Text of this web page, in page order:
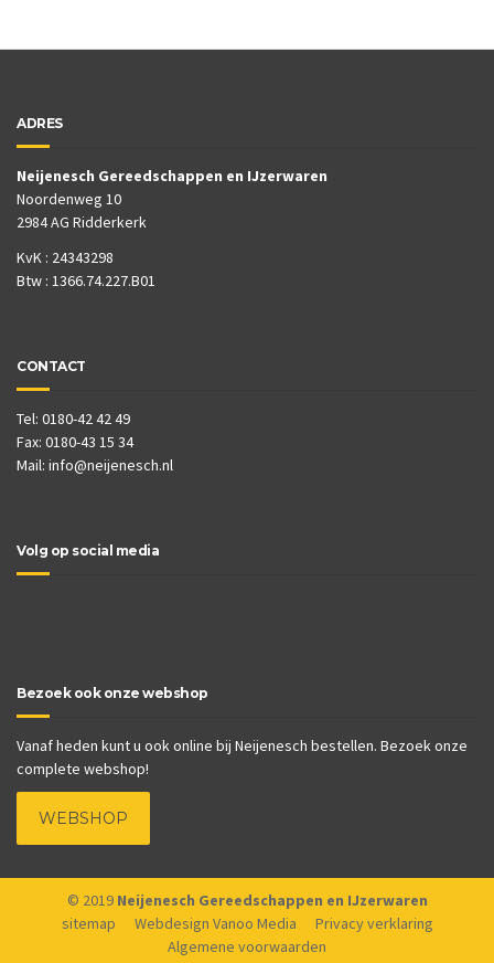
ADRES
Neijenesch Gereedschappen en IJzerwaren
Noordenweg 10
2984 AG Ridderkerk
KvK : 24343298
Btw : 1366.74.227.B01
CONTACT
Tel: 0180-42 42 49
Fax: 0180-43 15 34
Mail: info@neijenesch.nl
Volg op social media
Bezoek ook onze webshop
Vanaf heden kunt u ook online bij Neijenesch bestellen. Bezoek onze
complete webshop!
WEBSHOP
© 2019 Neijenesch Gereedschappen en IJzerwaren
sitemap
Webdesign Vanoo Media
Privacy verklaring
Algemene voorwaarden